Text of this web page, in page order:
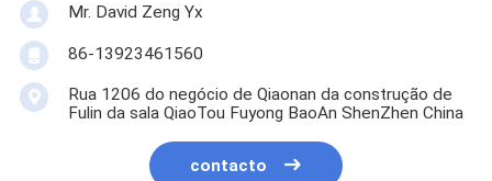
Mr. David Zeng Yx
86-13923461560
Rua 1206 do negócio de Qiaonan da construção de
Fulin da sala QiaoTou Fuyong BaoAn ShenZhen China
contacto